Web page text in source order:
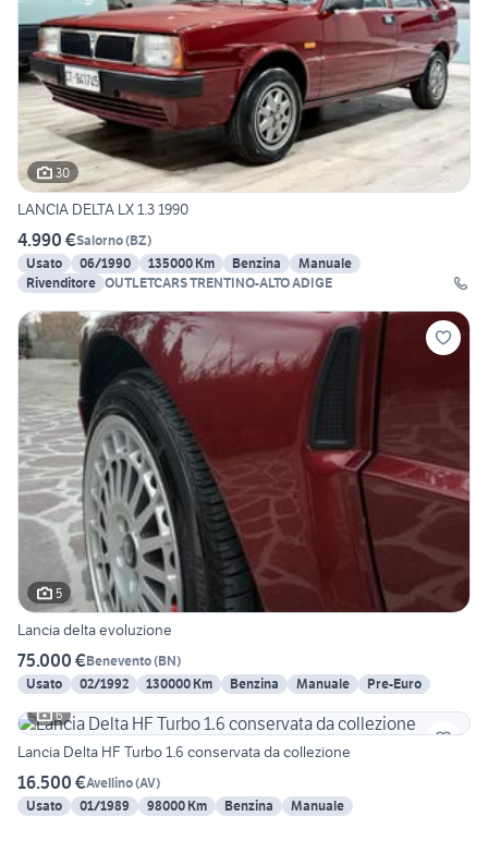
30
LANCIA DELTA LX 1.3 1990
4.990 €Salorno(BZ)
Usato
06/1990 135000 Km Benzina
Manuale
Rivenditore OUTLETCARS TRENTINO-ALTO ADIGE
5
Lancia delta evoluzione
75.000 €Benevento(BN)
Usato
02/1992 130000 Km Benzina Manuale
Pre-Euro
6
Lancia Delta HF Turbo 1.6 conservata da collezione
16.500 €Avellino(AV)
Usato
01/1989 98000 Km Benzina Manuale